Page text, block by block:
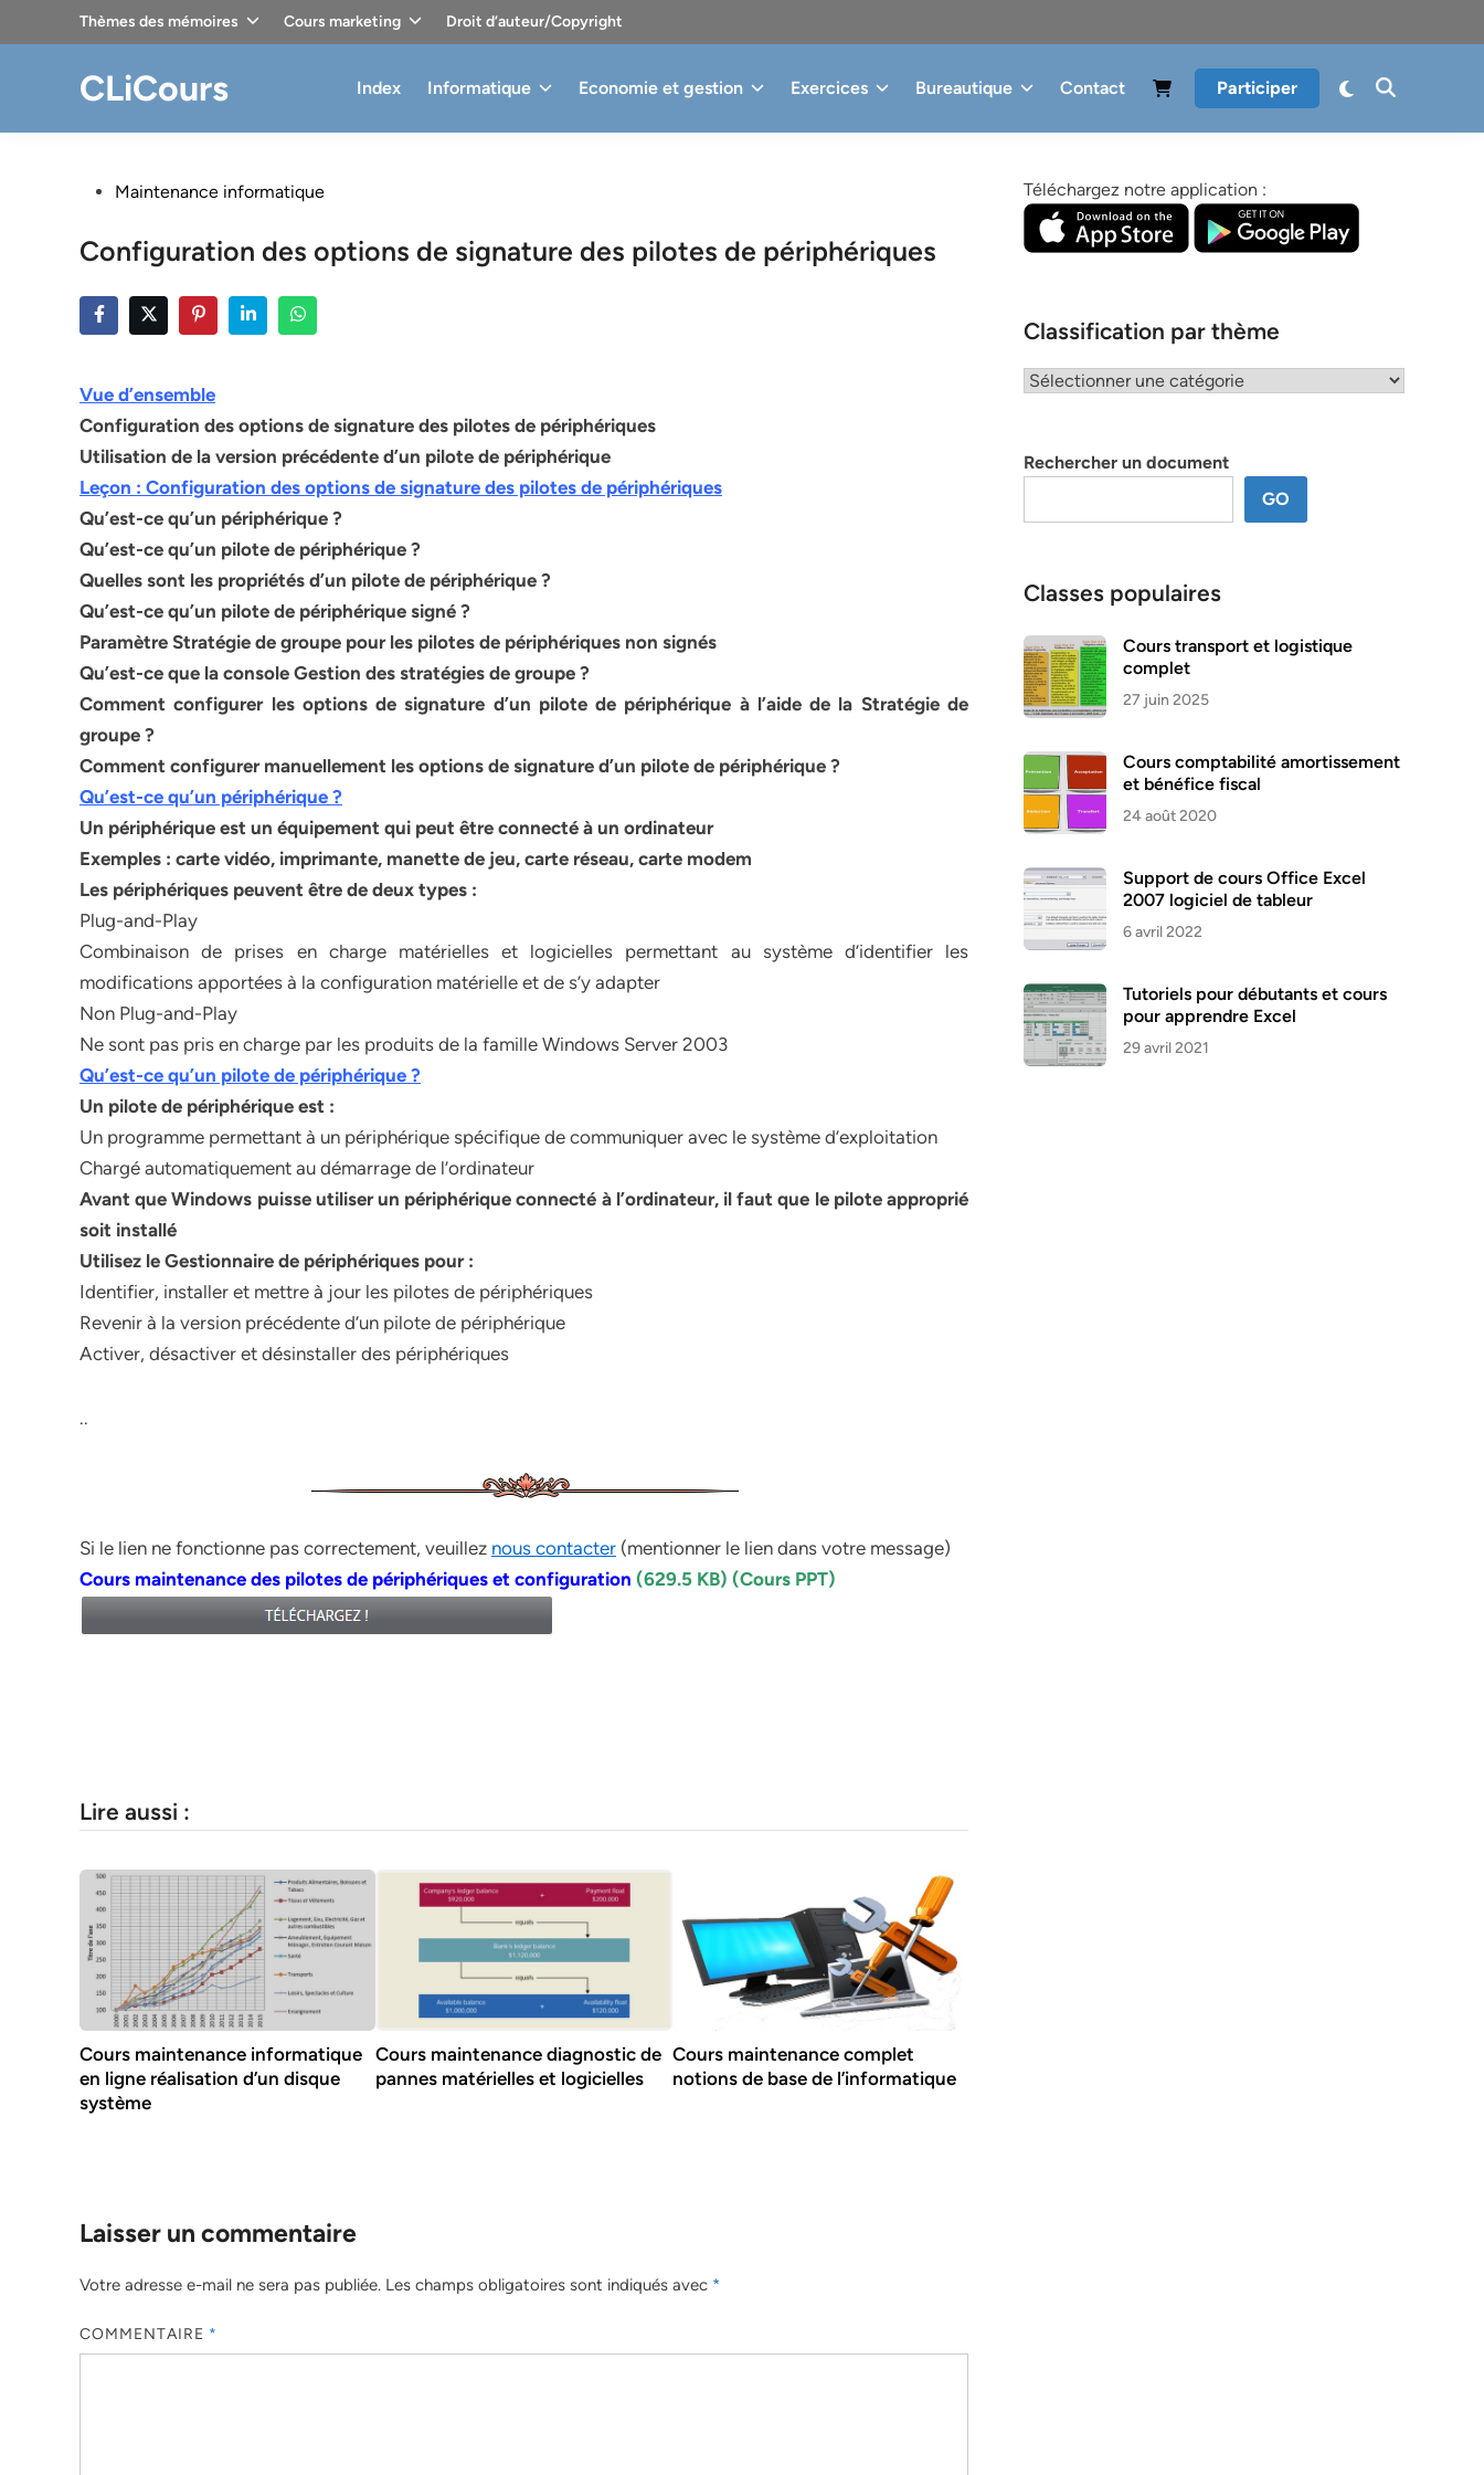
Thèmes des mémoires Cours marketing Droit d’auteur/Copyright
CLiCours Index Informatique Economie et gestion Exercices Bureautique Contact Participer
PostedMaintenance informatique
Configuration des options de signature des pilotes de périphériques
Vue d’ensemble
Configuration des options de signature des pilotes de périphériques
Utilisation de la version précédente d’un pilote de périphérique
Leçon : Configuration des options de signature des pilotes de périphériques
Qu’est-ce qu’un périphérique ?
Qu’est-ce qu’un pilote de périphérique ?
Quelles sont les propriétés d’un pilote de périphérique ?
Qu’est-ce qu’un pilote de périphérique signé ?
Paramètre Stratégie de groupe pour les pilotes de périphériques non signés
Qu’est-ce que la console Gestion des stratégies de groupe ?
Comment configurer les options de signature d’un pilote de périphérique à l’aide de la Stratégie de
groupe ?
Comment configurer manuellement les options de signature d’un pilote de périphérique ?
Qu’est-ce qu’un périphérique ?
Un périphérique est un équipement qui peut être connecté à un ordinateur
Exemples : carte vidéo, imprimante, manette de jeu, carte réseau, carte modem
Les périphériques peuvent être de deux types :
Plug-and-Play
Combinaison de prises en charge matérielles et logicielles permettant au système d’identifier les
modifications apportées à la configuration matérielle et de s’y adapter
Non Plug-and-Play
Ne sont pas pris en charge par les produits de la famille Windows Server 2003
Qu’est-ce qu’un pilote de périphérique ?
Un pilote de périphérique est :
Un programme permettant à un périphérique spécifique de communiquer avec le système d’exploitation
Chargé automatiquement au démarrage de l’ordinateur
Avant que Windows puisse utiliser un périphérique connecté à l’ordinateur, il faut que le pilote approprié
soit installé
Utilisez le Gestionnaire de périphériques pour :
Identifier, installer et mettre à jour les pilotes de périphériques
Revenir à la version précédente d’un pilote de périphérique
Activer, désactiver et désinstaller des périphériques
..
Si le lien ne fonctionne pas correctement, veuillez nous contacter (mentionner le lien dans votre message)
Cours maintenance des pilotes de périphériques et configuration (629.5 KB) (Cours PPT)
Lire aussi :
Cours maintenance informatique
en ligne réalisation d’un disque
système
Cours maintenance diagnostic de
pannes matérielles et logicielles
Cours maintenance complet
notions de base de l’informatique
Laisser un commentaire
Votre adresse e-mail ne sera pas publiée. Les champs obligatoires sont indiqués avec *
COMMENTAIRE *
Téléchargez notre application :
Classification par thème
Classification
Rechercher un document
GO
Classes populaires
Cours transport et logistique
complet
27 juin 2025
Cours comptabilité amortissement
et bénéfice fiscal
24 août 2020
Support de cours Office Excel
2007 logiciel de tableur
6 avril 2022
Tutoriels pour débutants et cours
pour apprendre Excel
29 avril 2021